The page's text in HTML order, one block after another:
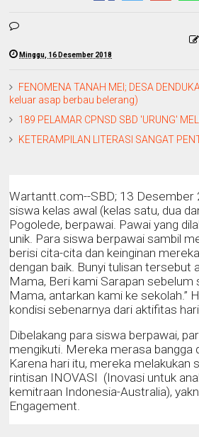
Minggu, 16 Desember 2018
FENOMENA TANAH MEI; DESA
keluar asap berbau belerang)
189 PELAMAR CPNSD SBD 'URUNG'
KETERAMPILAN LITERASI SANGAT
Wartantt.com--SBD; 13 Desember
siswa kelas awal (kelas satu, dua
Pogolede, berpawai. Pawai yang
unik. Para siswa berpawai sambil
berisi cita-cita dan keinginan
dengan baik. Bunyi tulisan tersebut
Mama, Beri kami Sarapan sebelum
Mama, antarkan kami ke sekolah.”
kondisi sebenarnya dari aktifitas
Dibelakang para siswa berpawai,
mengikuti. Mereka merasa bangga
Karena hari itu, mereka melakukan
rintisan INOVASI (Inovasi untuk
kemitraan Indonesia-Australia),
Engagement.